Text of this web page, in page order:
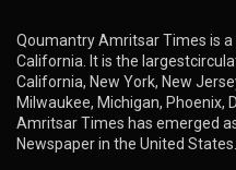
Qoumantry Amritsar Times is
California. It is the
California, New York, New
Milwaukee, Michigan, Phoenix,
Amritsar Times has emerged
Newspaper in the United States.